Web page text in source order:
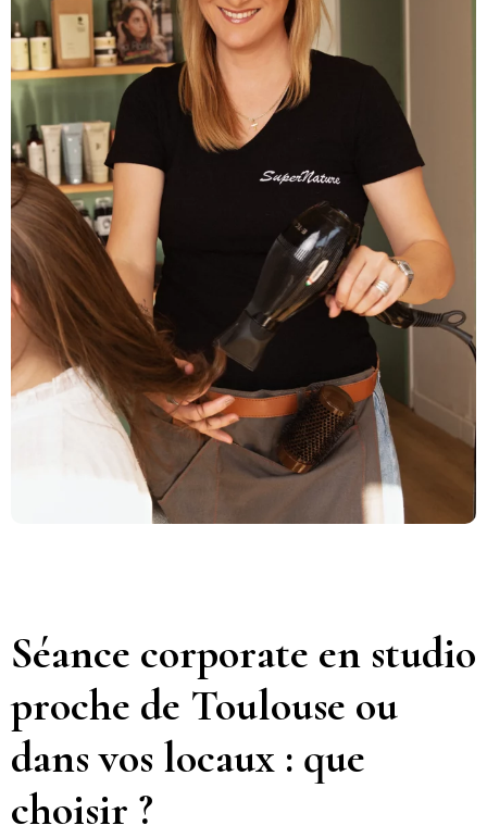
Séance corporate en studio
proche de Toulouse ou
dans vos locaux : que
choisir ?